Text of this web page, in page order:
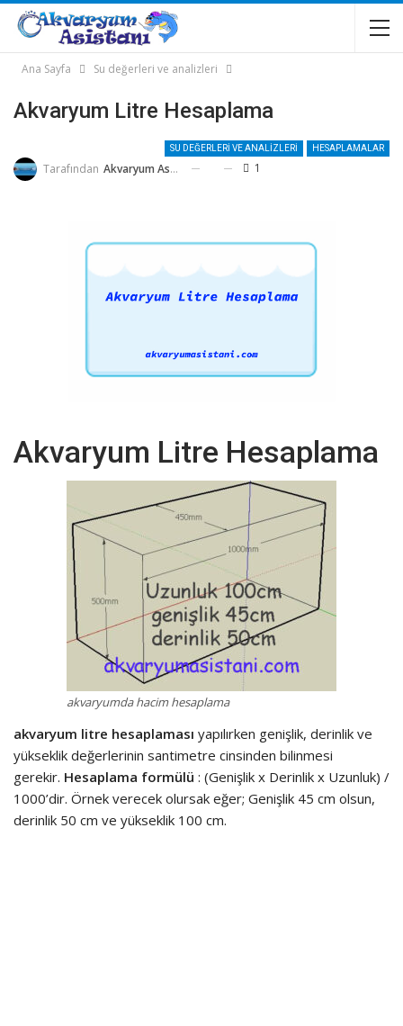
Ana Sayfa Su değerleri ve analizleri
Akvaryum Litre Hesaplama
SU DEĞERLERI VE ANALIZLERI HESAPLAMALAR
Tarafından Akvaryum Asistanı 1
Akvaryum Litre Hesaplama
akvaryumda hacim hesaplama
akvaryum litre hesaplaması yapılırken genişlik, derinlik ve
yükseklik değerlerinin santimetre cinsinden bilinmesi
gerekir. Hesaplama formülü : (Genişlik x Derinlik x Uzunluk) /
1000’dir. Örnek verecek olursak eğer; Genişlik 45 cm olsun,
derinlik 50 cm ve yükseklik 100 cm.